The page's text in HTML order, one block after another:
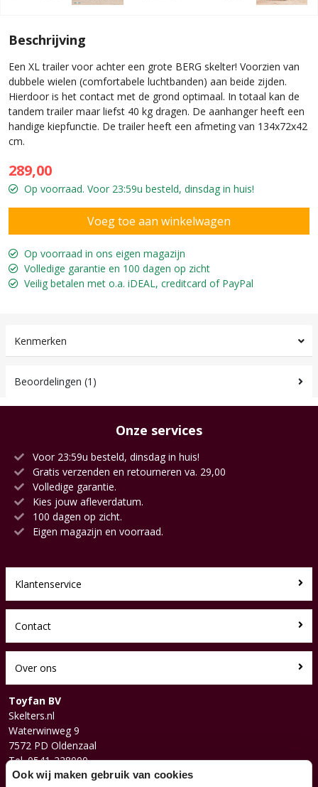
Beschrijving
Een XL trailer voor achter een grote BERG skelter! Voorzien van
dubbele wielen (comfortabele luchtbanden) aan beide zijden.
Hierdoor is het contact met de grond optimaal. In totaal kan de
tandem trailer maar liefst 40 kg dragen. De aanhanger heeft een
handige kiepfunctie. De trailer heeft een afmeting van 134x72x42
cm.
289,00
Op voorraad. Voor 23:59u besteld, dinsdag in huis!
Op voorraad in ons eigen magazijn
Volledige garantie en 100 dagen op zicht
Veilig betalen met o.a. iDEAL, creditcard of PayPal
Kenmerken
Beoordelingen (1)
Onze services
Voor 23:59u besteld, dinsdag in huis!
Gratis verzenden en retourneren va. 29,00
Volledige garantie.
Kies jouw afleverdatum.
100 dagen op zicht.
Eigen magazijn en voorraad.
Klantenservice
Contact
Over ons
Toyfan BV
Skelters.nl
Waterwinweg 9
7572 PD Oldenzaal
Tel. 0541-228000
Facebook
Ook wij maken gebruik van cookies